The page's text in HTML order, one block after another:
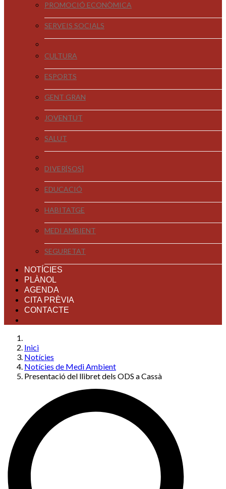
PROMOCIÓ ECONÒMICA
SERVEIS SOCIALS
CULTURA
ESPORTS
GENT GRAN
JOVENTUT
SALUT
DIVER[SOS]
EDUCACIÓ
HABITATGE
MEDI AMBIENT
SEGURETAT
NOTÍCIES
PLÀNOL
AGENDA
CITA PRÈVIA
CONTACTE
Inici
Notícies
Notícies de Medi Ambient
Presentació del llibret dels ODS a Cassà